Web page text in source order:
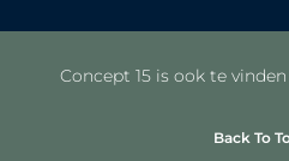
Concept 15 is ook te
Back To